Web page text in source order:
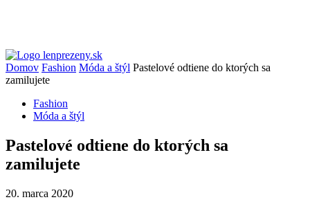
Domov Fashion Móda a štýl Pastelové odtiene do ktorých sa
zamilujete
Fashion
Móda a štýl
Pastelové odtiene do ktorých sa
zamilujete
20. marca 2020